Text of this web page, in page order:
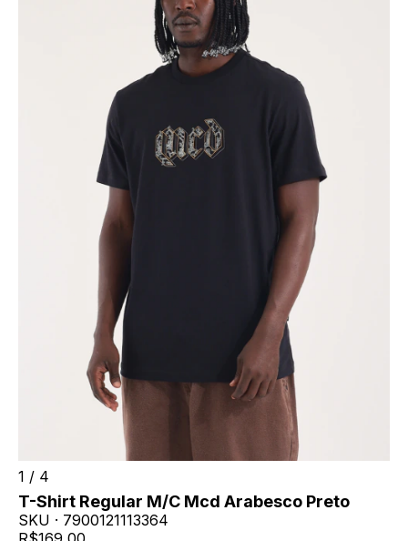
1 / 4
T-Shirt Regular M/C Mcd Arabesco Preto
SKU · 7900121113364